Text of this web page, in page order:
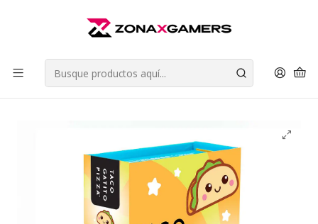
Retiros en Providencia
Leer más
Inicio Juegos de Mesa Juegos de Fiesta (Party Games)
Taco Gatito Pizza